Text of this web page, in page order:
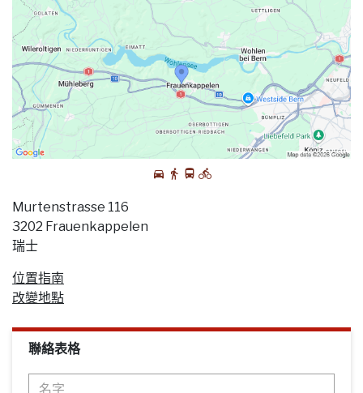
Murtenstrasse 116
3202 Frauenkappelen
瑞士
位置指南
改變地點
聯絡表格